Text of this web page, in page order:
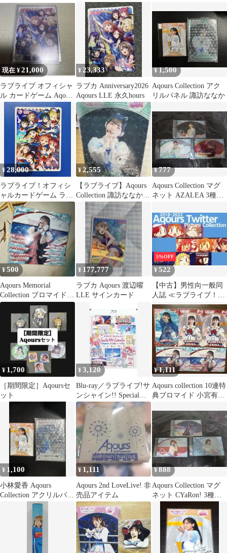
ト
ド 9枚セット
現在 ¥21,000
ラブライブ オフィシャ
ル カードゲーム Aqours
lle ラブカ
¥ 23,333
ラブカ Anniversary2026
Aqours LLE 永久hours
¥1,500
Aqours Collection アク
リルパネル 諏訪ななか
¥28,000
ラブライブ！オフィシ
ャルカードゲーム ラブ
カ LLE Aqours 2 hpt
¥2,555
【ラブライブ】Aqours
Collection 諏訪ななか
アクリルパネル②
¥777
Aqours Collection マグ
ネット AZALEA 3種セ
¥500
Aqours Memorial
Collection ブロマイド
小宮有紗
¥ 177,777
ラブカ Aqours 渡辺曜
LLE サインカード
5%OFF
¥522
【中古】男性向一般同
人誌 ≪ラブライブ！サ
ンシャイン！！≫ 2018
～2022 Aqours Twitter
Picture Collection / 浅葱
/ 大規模葱畑
¥ 1,700
［期間限定］Aqoursセ
ット
¥3,120
Blu-ray／ラブライブ!サ
ンシャイン!! Special
MV Collection 〜Aqours
カラフルパーティ
ー!!〜 Aqours CLUB限
定 ライナーノート付
¥1,111
Aqours collection 10連特
典ブロマイド 小宮有紗
¥ 1,100
小林愛香 Aqours
Collection アクリルパネ
¥ 1,111
Aqours 2nd LoveLive! 非
売品アイテム
¥888
Aqours Collection マグ
ネット CYaRon! 3種セ